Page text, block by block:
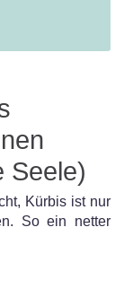
Seele)
Kürbis ist nur
So ein netter